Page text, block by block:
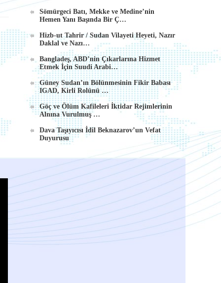
Sömürgeci Batı, Mekke ve Medine’nin
Hemen Yanı Başında Bir Ç…
Hizb-ut Tahrir / Sudan Vilayeti Heyeti, Nazır
Daklal ve Nazı…
Bangladeş, ABD’nin Çıkarlarına Hizmet
Etmek İçin Suudi Arabi…
Güney Sudan’ın Bölünmesinin Fikir Babası
IGAD, Kirli Rolünü …
Göç ve Ölüm Kafileleri İktidar Rejimlerinin
Alnına Vurulmuş …
Dava Taşıyıcısı İdil Beknazarov’un Vefat
Duyurusu